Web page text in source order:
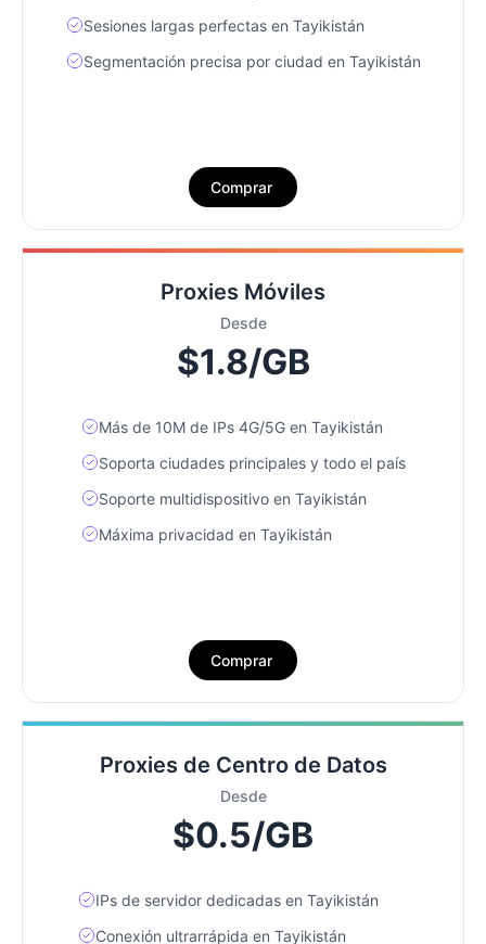
Sesiones largas perfectas en Tayikistán
Segmentación precisa por ciudad en Tayikistán
Comprar
Proxies Móviles
Desde
$1.8/GB
Más de 10M de IPs 4G/5G en Tayikistán
Soporta ciudades principales y todo el país
Soporte multidispositivo en Tayikistán
Máxima privacidad en Tayikistán
Comprar
Proxies de Centro de Datos
Desde
$0.5/GB
IPs de servidor dedicadas en Tayikistán
Conexión ultrarrápida en Tayikistán